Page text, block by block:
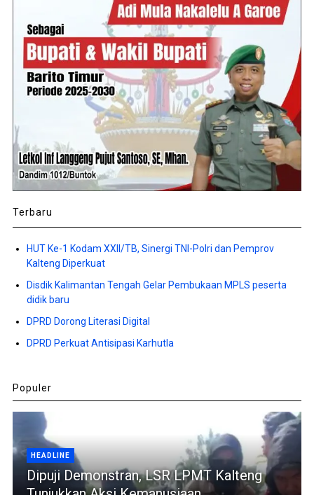
Terbaru
HUT Ke-1 Kodam XXII/TB, Sinergi TNI-Polri dan Pemprov
Kalteng Diperkuat
Disdik Kalimantan Tengah Gelar Pembukaan MPLS peserta
didik baru
DPRD Dorong Literasi Digital
DPRD Perkuat Antisipasi Karhutla
Populer
HEADLINE
Dipuji Demonstran, LSR LPMT Kalteng